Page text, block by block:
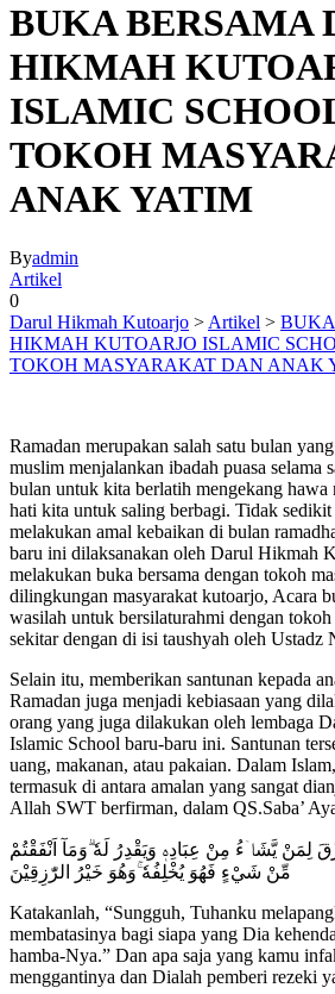
BUKA BERSAMA
HIKMAH
ISLAMIC
TOKOH
ANAK YATIM
Byadmin
Artikel
0
Darul Hikmah Kutoarjo > Artikel >
HIKMAH KUTOARJO ISLAMIC
TOKOH MASYARAKAT DAN ANAK
Ramadan merupakan salah satu bulan
muslim menjalankan ibadah puasa selama
bulan untuk kita berlatih mengekang hawa
hati kita untuk saling berbagi. Tidak
melakukan amal kebaikan di bulan
baru ini dilaksanakan oleh Darul Hikmah
melakukan buka bersama dengan tokoh
dilingkungan masyarakat kutoarjo, Acara
wasilah untuk bersilaturahmi dengan
sekitar dengan di isi taushyah oleh
Selain itu, memberikan santunan kepada
Ramadan juga menjadi kebiasaan yang
orang yang juga dilakukan oleh lembaga
Islamic School baru-baru ini. Santunan
uang, makanan, atau pakaian. Dalam
termasuk di antara amalan yang sangat
Allah SWT berfirman, dalam QS.Saba’
لِمَنْ يَّشَاۤءُ مِنْ عِبَادِهٖ وَيَقْدِرُ لَهٗ ۗوَمَآ اَنْفَقْتُمْ
مِّنْ شَيْءٍ فَهُوَ يُخْلِفُهٗ ۚوَهُوَ خَيْرُ الرّٰزِقِيْنَ
Katakanlah, “Sungguh, Tuhanku
membatasinya bagi siapa yang Dia
hamba-Nya.” Dan apa saja yang kamu
menggantinya dan Dialah pemberi rezeki